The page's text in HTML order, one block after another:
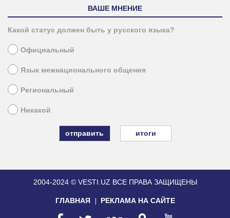
ВАШЕ МНЕНИЕ
Какой статус должен быть у русского языка?
Официальный
Язык межнационального общения
Региональный
Никакой
итоги
2004-2024 © VESTI.UZ ВСЕ ПРАВА ЗАЩИЩЕНЫ
ГЛАВНАЯ РЕКЛАМА НА САЙТЕ